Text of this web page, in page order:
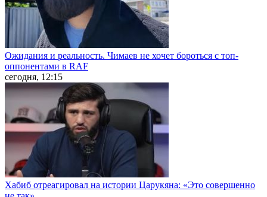
Ожидания и реальность. Чимаев не хочет бороться с топ-
оппонентами в RAF
сегодня, 12:15
Хабиб отреагировал на истории Царукяна: «Это совершенно